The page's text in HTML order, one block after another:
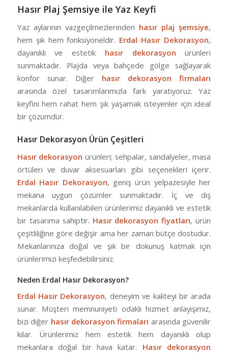
Hasır Plaj Şemsiye ile Yaz Keyfi
Yaz aylarının vazgeçilmezlerinden hasır plaj şemsiye,
hem şık hem fonksiyoneldir. Erdal Hasır Dekorasyon,
dayanıklı ve estetik hasır dekorasyon ürünleri
sunmaktadır. Plajda veya bahçede gölge sağlayarak
konfor sunar. Diğer hasır dekorasyon firmaları
arasında özel tasarımlarımızla fark yaratıyoruz. Yaz
keyfini hem rahat hem şık yaşamak isteyenler için ideal
bir çözümdür.
Hasır Dekorasyon Ürün Çeşitleri
Hasır dekorasyon ürünleri; sehpalar, sandalyeler, masa
örtüleri ve duvar aksesuarları gibi seçenekleri içerir.
Erdal Hasır Dekorasyon, geniş ürün yelpazesiyle her
mekana uygun çözümler sunmaktadır. İç ve dış
mekanlarda kullanılabilen ürünlerimiz dayanıklı ve estetik
bir tasarıma sahiptir. Hasır dekorasyon fiyatları, ürün
çeşitliliğine göre değişir ama her zaman bütçe dostudur.
Mekanlarınıza doğal ve şık bir dokunuş katmak için
ürünlerimizi keşfedebilirsiniz.
Neden Erdal Hasır Dekorasyon?
Erdal Hasır Dekorasyon, deneyim ve kaliteyi bir arada
sunar. Müşteri memnuniyeti odaklı hizmet anlayışımız,
bizi diğer hasır dekorasyon firmaları arasında güvenilir
kılar. Ürünlerimiz hem estetik hem dayanıklı olup
mekanlara doğal bir hava katar. Hasır dekorasyon